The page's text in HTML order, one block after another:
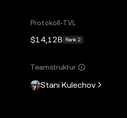
Protokoll-TVL
$14,12B Rank 2
Teamstruktur
Stani Kulechov